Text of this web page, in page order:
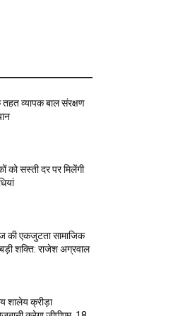
व्यापक बाल संरक्षण
को सस्ती दर पर मिलेंगी
की एकजुटता सामाजिक
शक्ति: राजेश अग्रवाल
शालेय क्रीड़ा